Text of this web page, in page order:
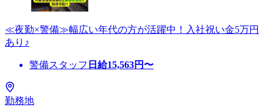
≪夜勤×警備≫幅広い年代の方が活躍中！入社祝い金5万円
あり♪
警備スタッフ 日給15,563円〜
勤務地